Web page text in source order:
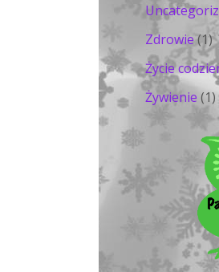
Zdrowie(1)
Życie
Żywienie (1)